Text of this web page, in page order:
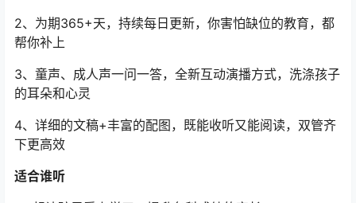
2、为期365+天，持续每日更新，你害怕缺位的教育，都
帮你补上
3、童声、成人声一问一答，全新互动演播方式，洗涤孩子
的耳朵和心灵
4、详细的文稿+丰富的配图，既能收听又能阅读，双管齐
下更高效
适合谁听